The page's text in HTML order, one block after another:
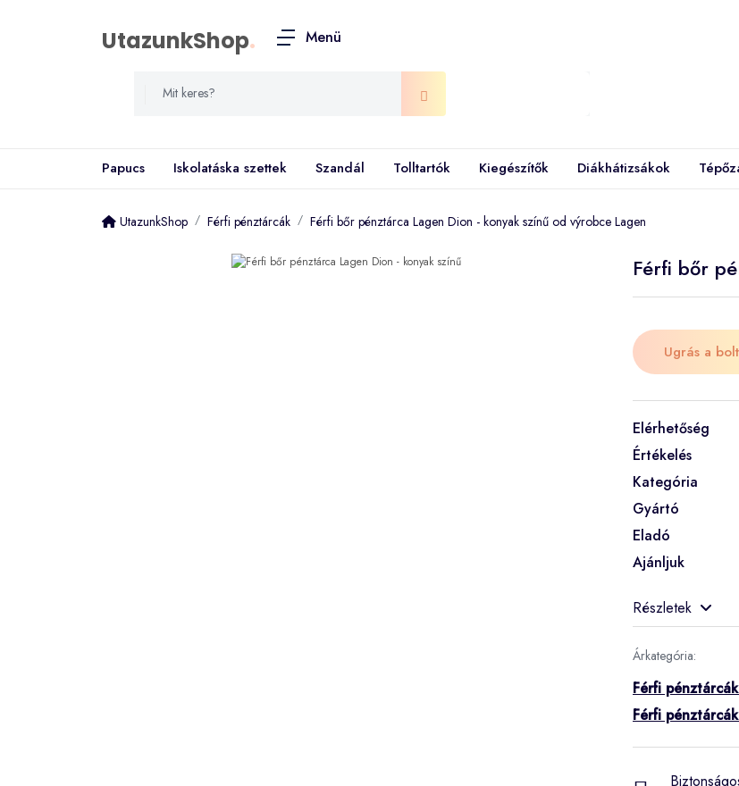
UtazunkShop. Menü
Papucs Iskolatáska szettek Szandál Tolltartók Kiegészítők Diákhátizsákok
UtazunkShop Férfi pénztárcák Férfi bőr pénztárca Lagen Dion - konyak színű od výrobce Lagen
Férfi bőr
Ugrás a
Elérhetőség
Értékelés
Kategória
Gyártó
Eladó
Ajánljuk
Részletek
Árkategória:
Férfi
Férfi